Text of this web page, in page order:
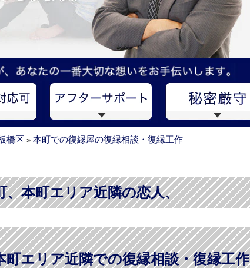
橋区 » 本町での復縁屋の復縁相談・復縁工作
、本町エリア近隣の恋人、
町エリア近隣での復縁相談・復縁工作